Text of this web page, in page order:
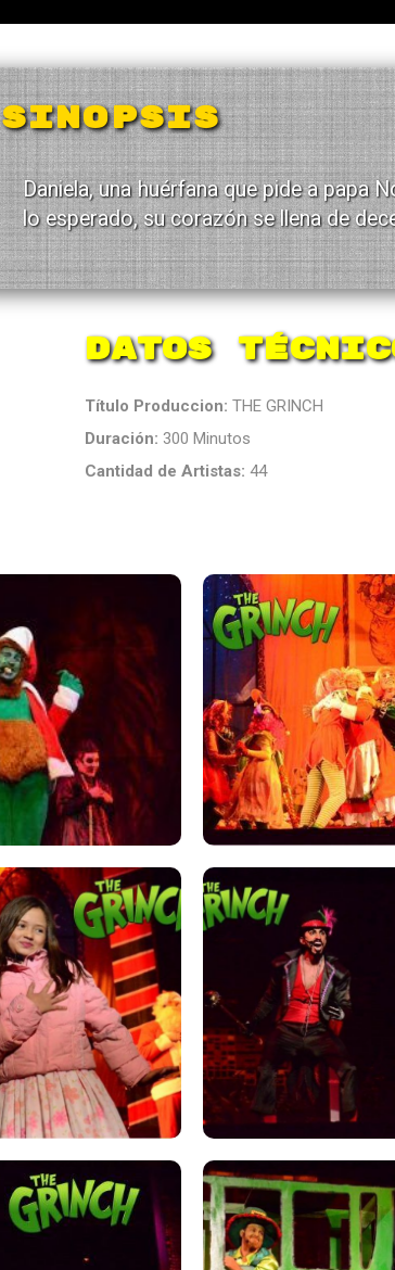
SINOPSIS
Daniela, una huérfana que pide a papa
lo esperado, su corazón se llena de
Datos
Título Produccion: THE GRINCH
Duración: 300 Minutos
Cantidad de Artistas: 44